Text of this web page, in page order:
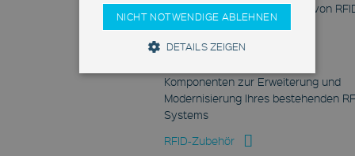
effizienzsteigernden Einsatz von
RFID-Applikationen
Komponenten zur Erweiterung und
Modernisierung Ihres bestehenden
Systems
RFID-Zubehör
NICHT NOTWENDIGE ABLEHNEN
DETAILS ZEIGEN
Notwendig
Marketing